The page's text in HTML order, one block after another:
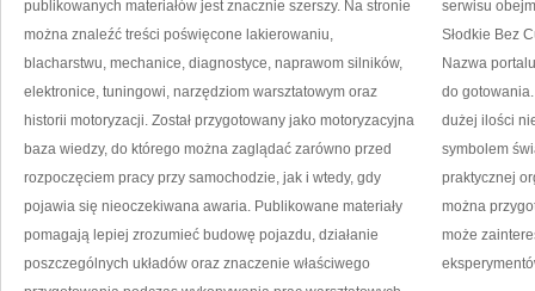
publikowanych materiałów jest znacznie szerszy. Na stronie
można znaleźć treści poświęcone lakierowaniu,
blacharstwu, mechanice, diagnostyce, naprawom silników,
elektronice, tuningowi, narzędziom warsztatowym oraz
historii motoryzacji. Został przygotowany jako motoryzacyjna
baza wiedzy, do którego można zaglądać zarówno przed
rozpoczęciem pracy przy samochodzie, jak i wtedy, gdy
pojawia się nieoczekiwana awaria. Publikowane materiały
pomagają lepiej zrozumieć budowę pojazdu, działanie
poszczególnych układów oraz znaczenie właściwego
serwisu
Słodkie Bez
Nazwa
do
dużej ilości
symbolem
praktycznej
można
może